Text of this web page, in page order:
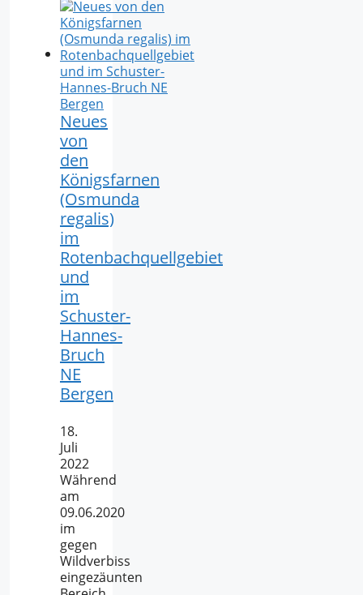
Neues
von
den
Königsfarnen
(Osmunda
regalis)
im
Rotenbachquellgebiet
und
im
Schuster-
Hannes-
Bruch
NE
Bergen
18.
Juli
2022
Während
am
09.06.2020
im
gegen
Wildverbiss
eingezäunten